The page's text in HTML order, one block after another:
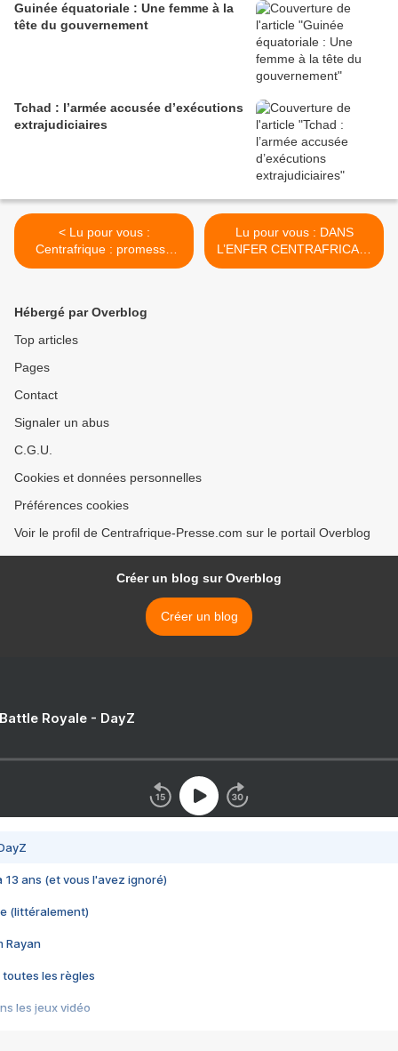
Guinée équatoriale : Une femme à la
tête du gouvernement
Tchad : l’armée accusée d’exécutions
extrajudiciaires
< Lu pour vous :
Centrafrique : promesse
d’une perfusion financière
Lu pour vous : DANS
L’ENFER CENTRAFRICAIN
>
Hébergé par Overblog
Top articles
Pages
Contact
Signaler un abus
C.G.U.
Cookies et données personnelles
Préférences cookies
Voir le profil de Centrafrique-Presse.com sur le portail Overblog
Créer un blog sur Overblog
Créer un blog
Royale - DayZ
13 ans (et vous l'avez ignoré)
(littéralement)
Rayan
toutes les règles
les jeux vidéo